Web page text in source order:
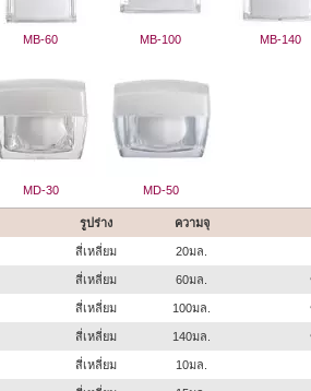
MB-60 MB-100 MB-140
MD-30 MD-50
รูปร่าง ความจุ
สี่เหลี่ยม 20มล.
สี่เหลี่ยม 60มล.
สี่เหลี่ยม 100มล.
สี่เหลี่ยม 140มล.
สี่เหลี่ยม 10มล.